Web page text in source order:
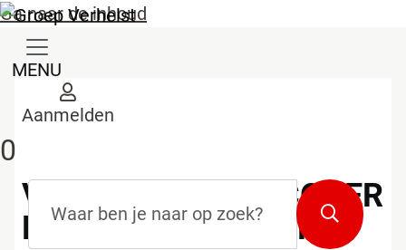
Ga naar de inhoud
MENU
Aanmelden
0
Zoekterm
Zoeken
VERBO PERFECT COVER
DAMP-OPEN 1X25M